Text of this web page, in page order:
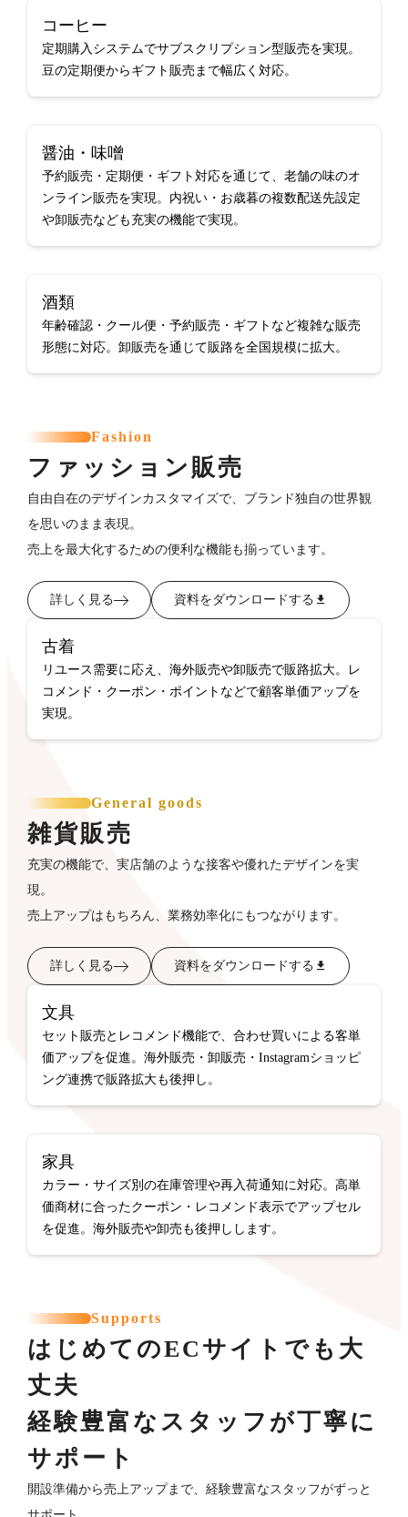
コーヒー
定期購入システムでサブスクリプション型販売を実現。
豆の定期便からギフト販売まで幅広く対応。
醤油・味噌
予約販売・定期便・ギフト対応を通じて、老舗の味のオ
ンライン販売を実現。内祝い・お歳暮の複数配送先設定
や卸販売なども充実の機能で実現。
酒類
年齢確認・クール便・予約販売・ギフトなど複雑な販売
形態に対応。卸販売を通じて販路を全国規模に拡大。
Fashion
ファッション販売
自由自在のデザインカスタマイズで、ブランド独自の世界観
を思いのまま表現。
売上を最大化するための便利な機能も揃っています。
詳しく見る 資料をダウンロードする
古着
リユース需要に応え、海外販売や卸販売で販路拡大。レ
コメンド・クーポン・ポイントなどで顧客単価アップを
実現。
General goods
雑貨販売
充実の機能で、実店舗のような接客や優れたデザインを実
現。
売上アップはもちろん、業務効率化にもつながります。
詳しく見る 資料をダウンロードする
文具
セット販売とレコメンド機能で、合わせ買いによる客単
価アップを促進。海外販売・卸販売・Instagramショッピ
ング連携で販路拡大も後押し。
家具
カラー・サイズ別の在庫管理や再入荷通知に対応。高単
価商材に合ったクーポン・レコメンド表示でアップセル
を促進。海外販売や卸売も後押しします。
Supports
はじめてのECサイトでも大
丈夫
経験豊富なスタッフが丁寧に
サポート
開設準備から売上アップまで、経験豊富なスタッフがずっと